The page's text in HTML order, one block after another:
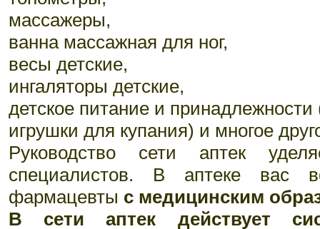
массажеры,
ванна массажная для ног,
весы детские,
ингаляторы детские,
детское питание и
игрушки для купания) и многое
Руководство сети аптек
специалистов. В аптеке вас
фармацевты с медицинским
В сети аптек действует